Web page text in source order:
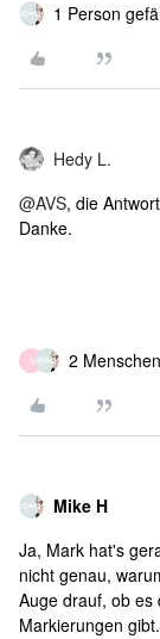
1 Person
Hedy L.
@AVS, die
Danke.
A 2
Mike H
Ja, Mark hat's
nicht genau,
Auge drauf, ob es
Markierungen gibt.